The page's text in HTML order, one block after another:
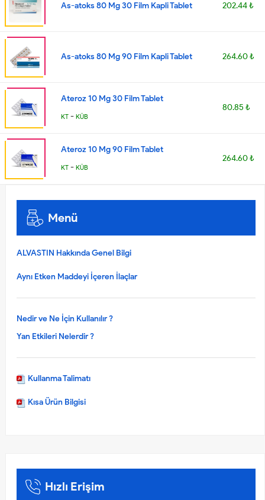
As-atoks 80 Mg 30 Film Kapli Tablet 202.44 ₺
As-atoks 80 Mg 90 Film Kapli Tablet 264.60 ₺
Ateroz 10 Mg 30 Film Tablet
KT - KÜB
80.85 ₺
Ateroz 10 Mg 90 Film Tablet
KT - KÜB
264.60 ₺
Menü
ALVASTIN Hakkında Genel Bilgi
Aynı Etken Maddeyi İçeren İlaçlar
Nedir ve Ne İçin Kullanılır ?
Yan Etkileri Nelerdir ?
Kullanma Talimatı
Kısa Ürün Bilgisi
Hızlı Erişim